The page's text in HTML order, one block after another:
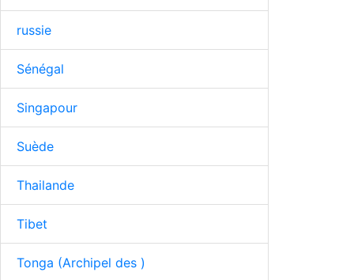
russie
Sénégal
Singapour
Suède
Thailande
Tibet
Tonga (Archipel des )